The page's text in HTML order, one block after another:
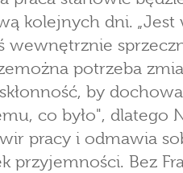
kolejnych dni. „Jest
wewnętrznie
potrzeba
by
co było", dlatego
pracy i odmawia
przyjemności. Bez